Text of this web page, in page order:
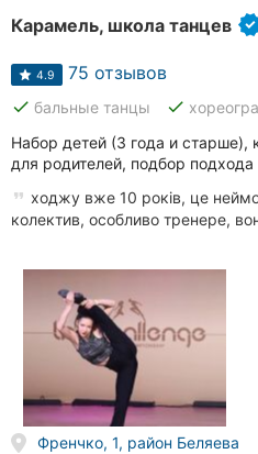
Карамель, школа танцев
4.9 75 отзывов
done бальные танцы done
Набор детей (3 года и старше),
для родителей, подбор подхода
ходжу вже 10 років, це
колектив, особливо тренере,
Френчко, 1, район Беляева